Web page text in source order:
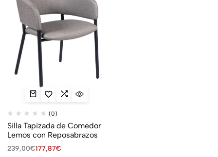
(0)
Silla Tapizada de Comedor
Lemos con Reposabrazos
239,00€177,87€